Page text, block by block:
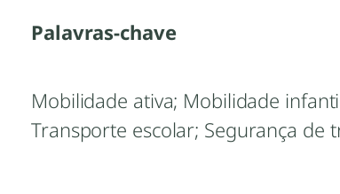
Palavras-chave
Mobilidade ativa; Mobilidade
Transporte escolar; Segurança de